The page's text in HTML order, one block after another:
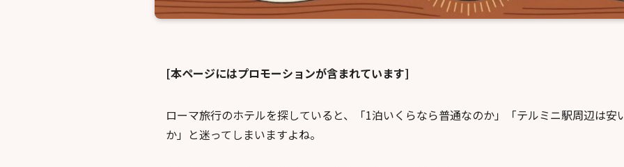
[本ページにはプロモーションが含まれています]
ローマ旅行のホテルを探していると、「1泊いくらなら普通なのか」「テルミニ駅周辺は安
か」と迷ってしまいますよね。